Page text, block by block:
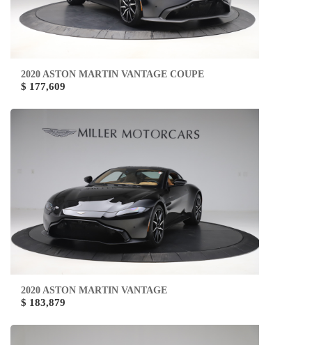
2020 ASTON MARTIN VANTAGE COUPE
$ 177,609
2020 ASTON MARTIN VANTAGE
$ 183,879